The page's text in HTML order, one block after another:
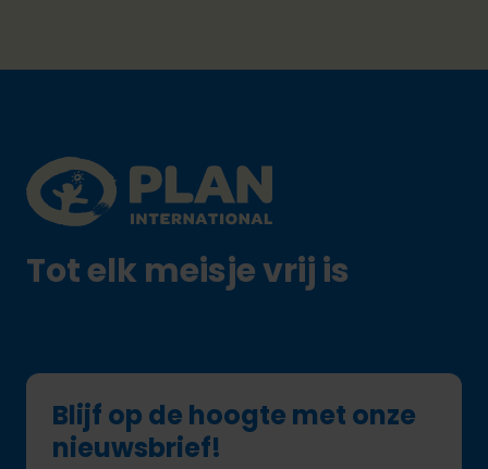
Plan International logo
Tot elk meisje vrij is
Blijf op de hoogte met onze
nieuwsbrief!